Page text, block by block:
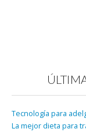
Tecnología para
La mejor dieta para